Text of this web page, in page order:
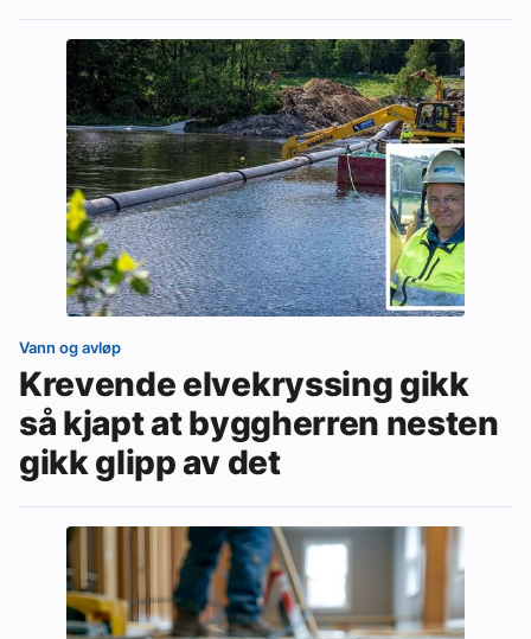
Vann og avløp
Krevende elvekryssing gikk
så kjapt at byggherren nesten
gikk glipp av det